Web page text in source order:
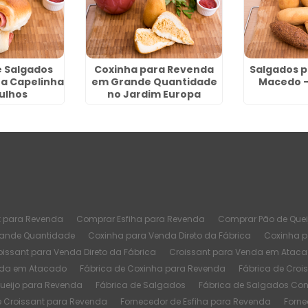
Salgados
Capelinha
Coxinha para Revenda
em Grande Quantidade
no Jardim Europa
Salgados
Macedo
Revenda Comprar Esfiha para Revenda Comprar Pão de
Quantidade Coxinha para Venda Direto da Fábrica
Coxinha
para Venda Direto da Fábrica Croissant para Venda em
em Atacado Fábrica de Coxinha para Revenda
Fábrica de
para Revenda Fábrica de Salgados Fábrica de Salgados
Croissant para Revenda Fornecedor de Esfiha para Revenda